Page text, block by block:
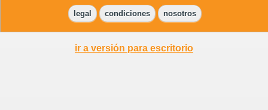
legal condiciones nosotros
ir a versión para escritorio